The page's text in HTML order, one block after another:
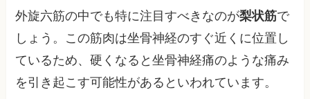
外旋六筋の中でも特に注目すべきなのが梨状筋で
しょう。この筋肉は坐骨神経のすぐ近くに位置し
ているため、硬くなると坐骨神経痛のような痛み
を引き起こす可能性があるといわれています。